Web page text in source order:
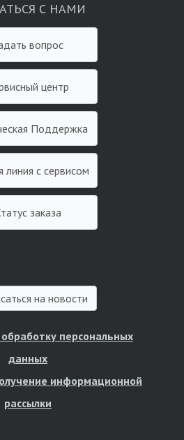
С НАМИ
Задать вопрос
Сервисный центр
Техническая Поддержка
линия с сервисом
заказа
на новости
персональных
данных
информационной
рассылки